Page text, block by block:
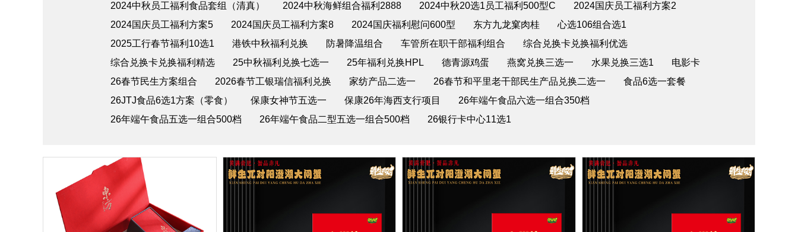
2024中秋员工福利食品套组（清真）
2024中秋海鲜组合福利2888 2024中秋20选1员工福利500型C
2024国庆员工福利方案2
2024国庆员工福利方案5
2024国庆员工福利方案8 2024国庆福利慰问600型 东方九龙窠肉桂
心选106组合选1
2025工行春节福利10选1
港铁中秋福利兑换 防暑降温组合 车管所在职干部福利组合
综合兑换卡兑换福利优选
综合兑换卡兑换福利精选
25中秋福利兑换七选一 25年福利兑换HPL 德青源鸡蛋 燕窝兑换三选一 水果兑换三选1
电影卡
26春节民生方案组合
2026春节工银瑞信福利兑换 家纺产品二选一 26春节和平里老干部民生产品兑换二选一
食品6选一套餐
26JTJ食品6选1方案（零食）
保康女神节五选一 保康26年海西支行项目
26年端午食品六选一组合350档
26年端午食品五选一组合500档
26年端午食品二型五选一组合500档 26银行卡中心11选1